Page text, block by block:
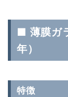
■ 薄膜ガ
年）
特徴